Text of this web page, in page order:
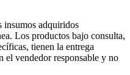
insumos adquiridos
Los productos bajo consulta,
tienen la entrega
el vendedor responsable y no